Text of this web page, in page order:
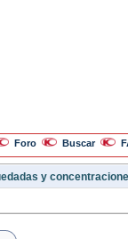
Foro Buscar
y